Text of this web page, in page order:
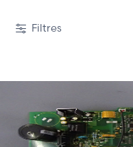
Filtres